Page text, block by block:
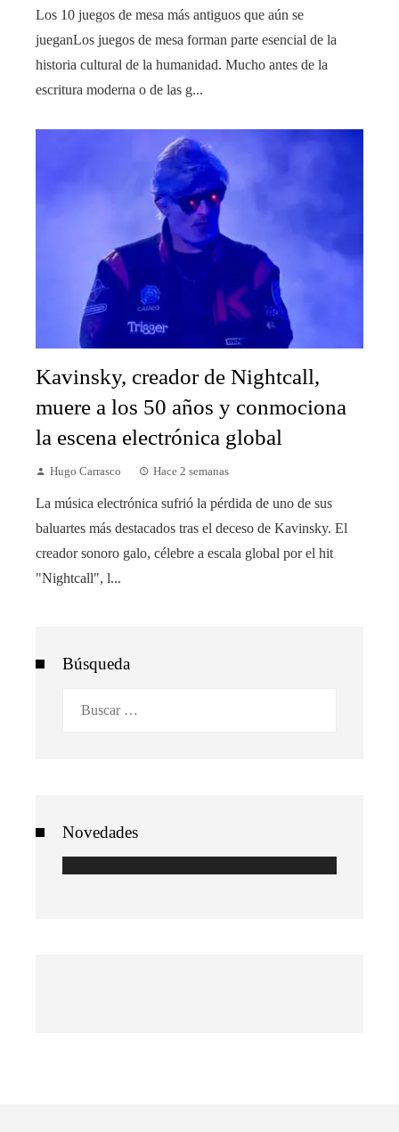
Los 10 juegos de mesa más antiguos que aún se
jueganLos juegos de mesa forman parte esencial de la
historia cultural de la humanidad. Mucho antes de la
escritura moderna o de las g...
Kavinsky, creador de Nightcall,
muere a los 50 años y conmociona
la escena electrónica global
Hugo Carrasco Hace 2 semanas
La música electrónica sufrió la pérdida de uno de sus
baluartes más destacados tras el deceso de Kavinsky. El
creador sonoro galo, célebre a escala global por el hit
"Nightcall", l...
Búsqueda
Novedades